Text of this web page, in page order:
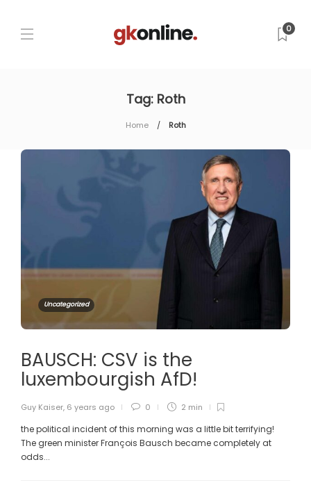
0
Tag: Roth
Home Roth
Uncategorized
BAUSCH: CSV is the
luxembourgish AfD!
Guy Kaiser, 6 years ago 0 2 min
the political incident of this morning was a little bit terrifying!
The green minister François Bausch became completely at
odds...